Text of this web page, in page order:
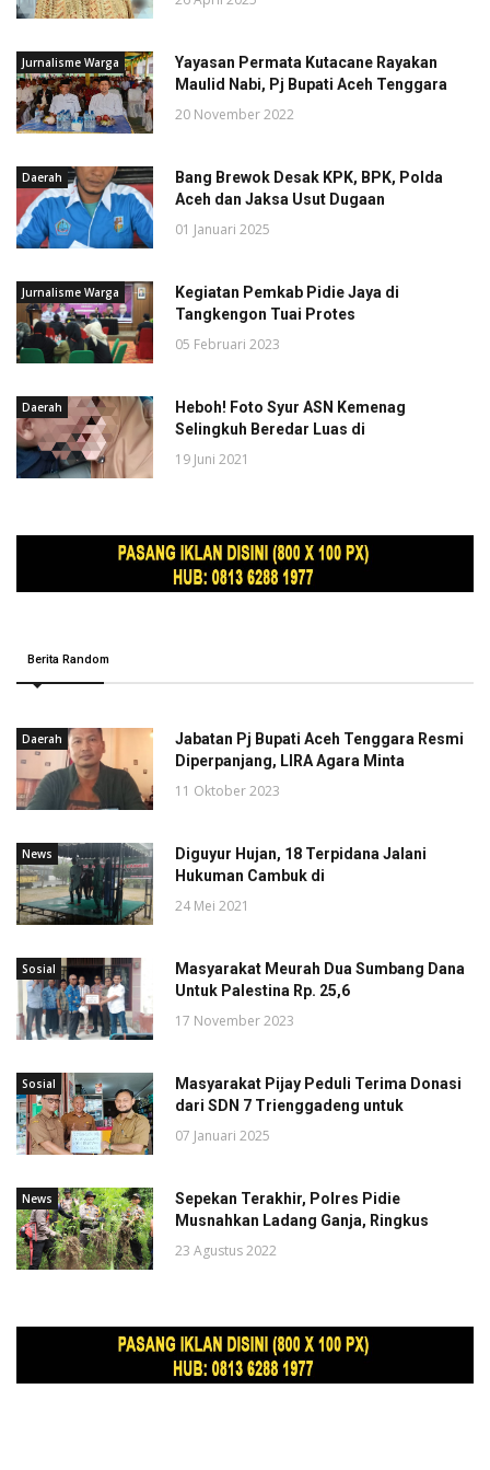
Jurnalisme Warga
Yayasan Permata Kutacane Rayakan
Maulid Nabi, Pj Bupati Aceh Tenggara
20 November 2022
Daerah
Bang Brewok Desak KPK, BPK, Polda
Aceh dan Jaksa Usut Dugaan
01 Januari 2025
Jurnalisme Warga
Kegiatan Pemkab Pidie Jaya di
Tangkengon Tuai Protes
05 Februari 2023
Daerah
Heboh! Foto Syur ASN Kemenag
Selingkuh Beredar Luas di
19 Juni 2021
Berita Random
Daerah
Jabatan Pj Bupati Aceh Tenggara Resmi
Diperpanjang, LIRA Agara Minta
11 Oktober 2023
News
Diguyur Hujan, 18 Terpidana Jalani
Hukuman Cambuk di
24 Mei 2021
Sosial
Masyarakat Meurah Dua Sumbang Dana
Untuk Palestina Rp. 25,6
17 November 2023
Sosial
Masyarakat Pijay Peduli Terima Donasi
dari SDN 7 Trienggadeng untuk
07 Januari 2025
News
Sepekan Terakhir, Polres Pidie
Musnahkan Ladang Ganja, Ringkus
23 Agustus 2022